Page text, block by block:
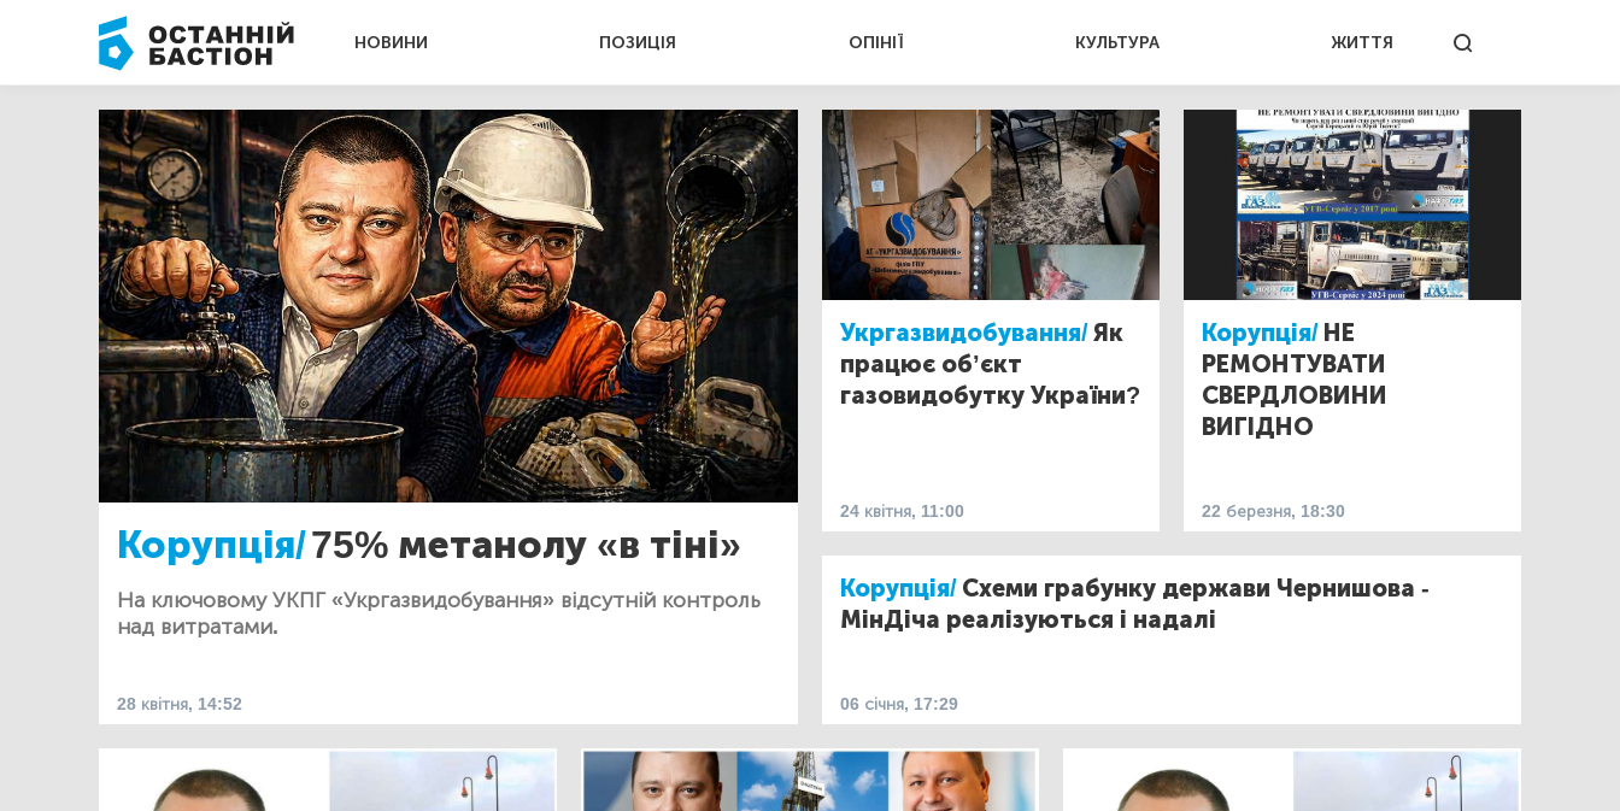
НОВИНИ ПОЗИЦІЯ ОПІНІЇ КУЛЬТУРА ЖИТТЯ
Корупція/75% метанолу «в тіні»
На ключовому УКПГ «Укргазвидобування» відсутній контроль
над витратами.
28 квітня, 14:52
Укргазвидобування/Як
працює об’єкт
газовидобутку України?
24 квітня, 11:00
Корупція/ НЕ
РЕМОНТУВАТИ
СВЕРДЛОВИНИ
ВИГІДНО
22 березня, 18:30
Корупція/ Схеми грабунку держави Чернишова -
МінДіча реалізуються і надалі
06 січня, 17:29